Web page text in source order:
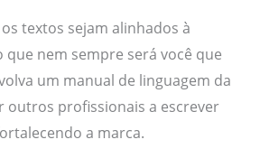
textos sejam alinhados à
que nem sempre será você que
um manual de linguagem da
outros profissionais a escrever
a marca.